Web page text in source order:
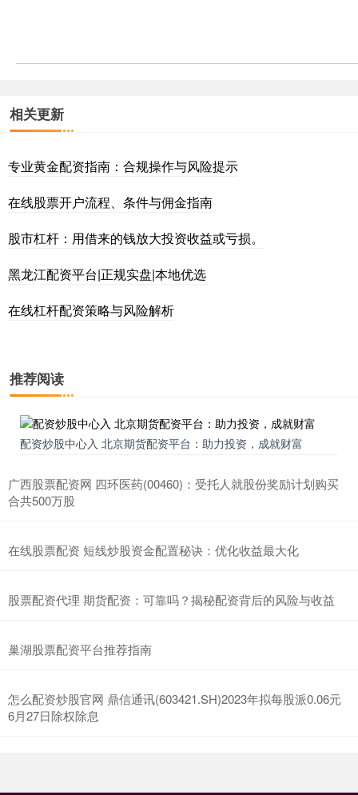
相关更新
专业黄金配资指南：合规操作与风险提示
在线股票开户流程、条件与佣金指南
股市杠杆：用借来的钱放大投资收益或亏损。
黑龙江配资平台|正规实盘|本地优选
在线杠杆配资策略与风险解析
推荐阅读
配资炒股中心入 北京期货配资平台：助力投资，成就财富
广西股票配资网 四环医药(00460)：受托人就股份奖励计划购买
合共500万股
在线股票配资 短线炒股资金配置秘诀：优化收益最大化
股票配资代理 期货配资：可靠吗？揭秘配资背后的风险与收益
巢湖股票配资平台推荐指南
怎么配资炒股官网 鼎信通讯(603421.SH)2023年拟每股派0.06元
6月27日除权除息